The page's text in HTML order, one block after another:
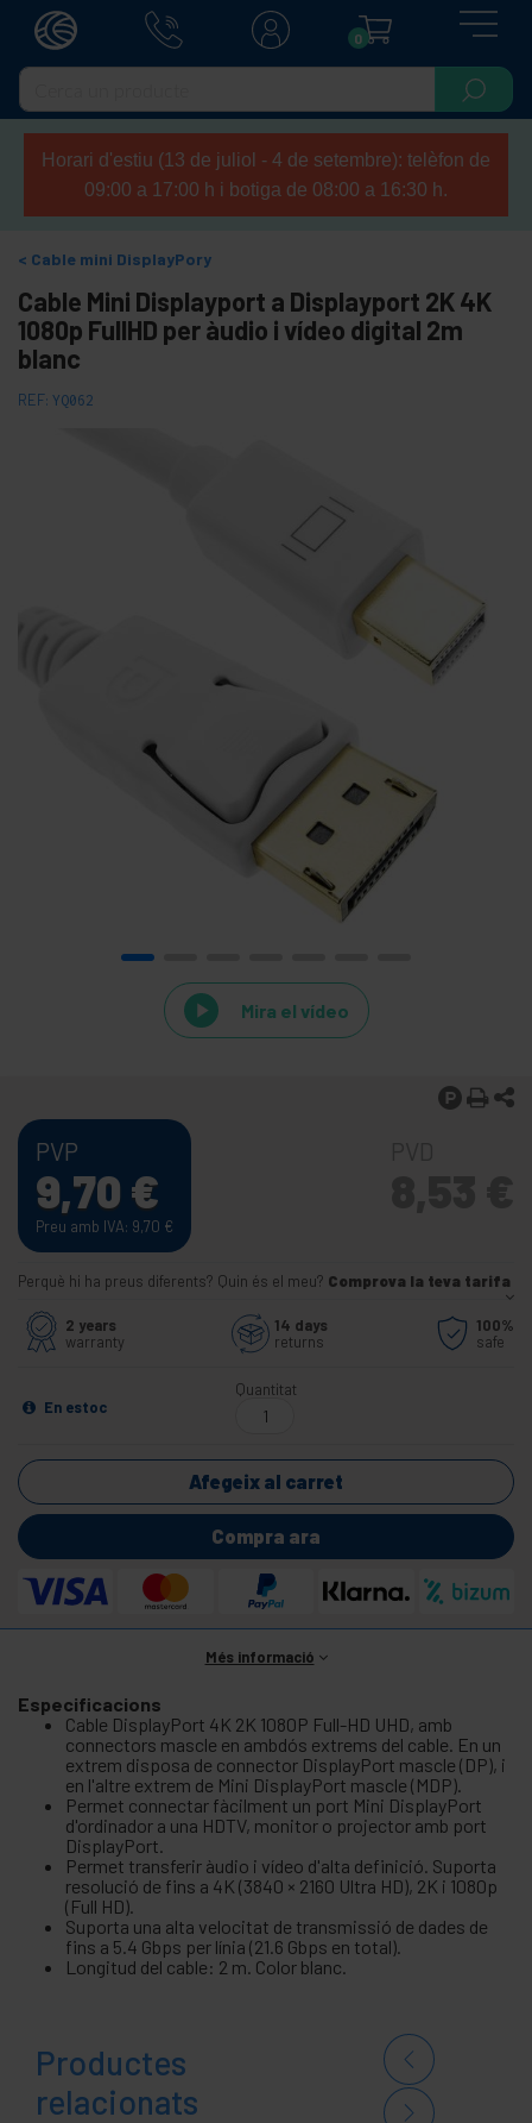
0
Horari d'estiu (13 de juliol - 4 de setembre): telèfon de
09:00 a 17:00 h i botiga de 08:00 a 16:30 h.
Cable mini DisplayPory
Cable Mini Displayport a Displayport 2K 4K
1080p FullHD per àudio i vídeo digital 2m
blanc
REF: YQ062
Mira el vídeo
PVP
9,70 €
Preu amb IVA: 9,70 €
Perquè hi ha preus diferents? Quin és el meu? Comprova la teva tarifa
2 years
warranty
14 days
returns
100%
safe
En estoc
Quantitat
Afegeix al carret
Compra ara
Més informació
Especificacions
Cable DisplayPort 4K 2K 1080P Full-HD UHD, amb
connectors mascle en ambdós extrems del cable. En un
extrem disposa de connector DisplayPort mascle (DP), i
en l'altre extrem de Mini DisplayPort mascle (MDP).
Permet connectar fàcilment un port Mini DisplayPort
d'ordinador a una HDTV, monitor o projector amb port
DisplayPort.
Permet transferir àudio i vídeo d'alta definició. Suporta
resolució de fins a 4K (3840 × 2160 Ultra HD), 2K i 1080p
(Full HD).
Suporta una alta velocitat de transmissió de dades de
fins a 5.4 Gbps per línia (21.6 Gbps en total).
Longitud del cable: 2 m. Color blanc.
Productes
relacionats